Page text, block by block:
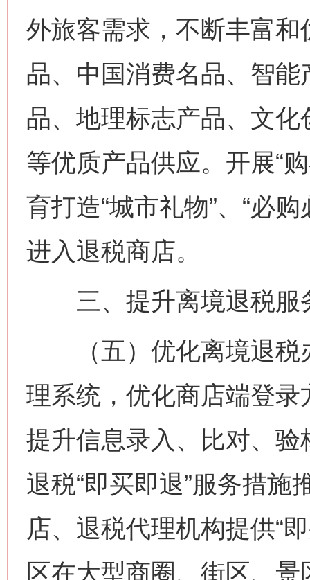
外旅客需求，不断丰富
品、中国消费名品、智
品、地理标志产品、文
等优质产品供应。开展“
育打造“城市礼物”、“必
进入退税商店。
三、提升离境退税服
（五）优化离境退税
理系统，优化商店端登
提升信息录入、比对、
退税“即买即退”服务措
店、退税代理机构提供“
区在大型商圈、街区、